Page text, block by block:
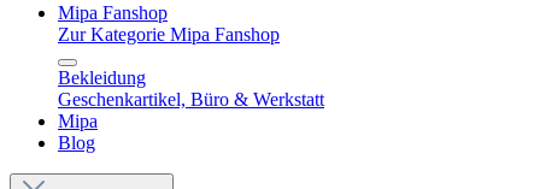
Mipa Fanshop
Zur Kategorie Mipa Fanshop
Bekleidung
Geschenkartikel, Büro & Werkstatt
Mipa
Blog